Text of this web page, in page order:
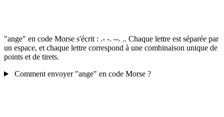
"ange" en code Morse s'écrit : .- -. --. .. Chaque lettre est séparée par
un espace, et chaque lettre correspond à une combinaison unique de
points et de tirets.
Comment envoyer "ange" en code Morse ?